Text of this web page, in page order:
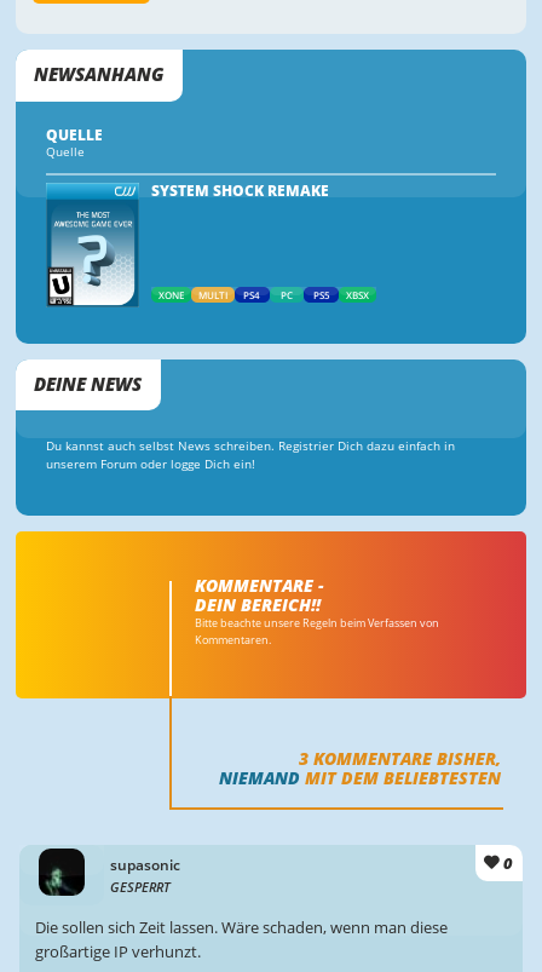
NEWSANHANG
QUELLE
Quelle
SYSTEM SHOCK REMAKE
XONE MULTI PS4 PC PS5 XBSX
DEINE NEWS
Du kannst auch selbst News schreiben. Registrier Dich dazu einfach in
unserem Forum oder logge Dich ein!
KOMMENTARE -
DEIN BEREICH!!
Bitte beachte unsere Regeln beim Verfassen von
Kommentaren.
3 KOMMENTARE BISHER,
NIEMAND MIT DEM BELIEBTESTEN
supasonic
GESPERRT
0
Die sollen sich Zeit lassen. Wäre schaden, wenn man diese
großartige IP verhunzt.